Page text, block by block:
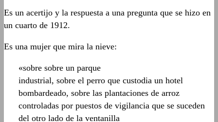
Es un acertijo y la respuesta a una pregunta que se hizo en
un cuarto de 1912.
Es una mujer que mira la nieve:
«sobre sobre un parque
industrial, sobre el perro que custodia un hotel
bombardeado, sobre las plantaciones de arroz
controladas por puestos de vigilancia que se suceden
del otro lado de la ventanilla